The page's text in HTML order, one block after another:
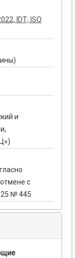
IDT; ISO
и
с
№ 445